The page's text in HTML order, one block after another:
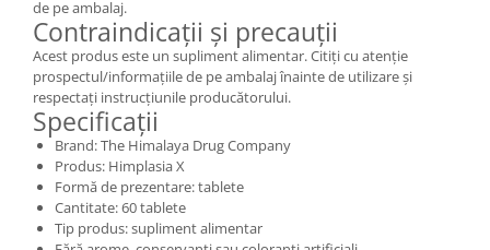
de pe ambalaj.
Contraindicații și precauții
Acest produs este un supliment alimentar. Citiți cu atenție
prospectul/informațiile de pe ambalaj înainte de utilizare și
respectați instrucțiunile producătorului.
Specificații
Brand: The Himalaya Drug Company
Produs: Himplasia X
Formă de prezentare: tablete
Cantitate: 60 tablete
Tip produs: supliment alimentar